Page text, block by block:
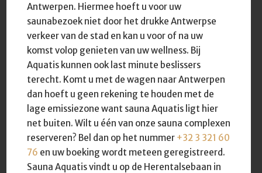
Antwerpen. Hiermee hoeft u voor uw
saunabezoek niet door het drukke Antwerpse
verkeer van de stad en kan u voor of na uw
komst volop genieten van uw wellness. Bij
Aquatis kunnen ook last minute beslissers
terecht. Komt u met de wagen naar Antwerpen
dan hoeft u geen rekening te houden met de
lage emissiezone want sauna Aquatis ligt hier
net buiten. Wilt u één van onze sauna complexen
reserveren? Bel dan op het nummer +32 3 321 60
76 en uw boeking wordt meteen geregistreerd.
Sauna Aquatis vindt u op de Herentalsebaan in